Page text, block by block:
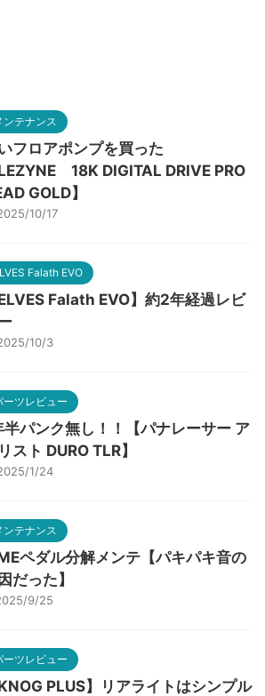
ンテナンス
フロアポンプを買った
LEZYNE 18K DIGITAL DRIVE PRO
GOLD】
10/17
Falath EVO
ELVES Falath EVO】約2年経過レビ
10/3
ーツレビュー
半パンク無し！！【パナレーサー ア
スト DURO TLR】
1/24
ンテナンス
ペダル分解メンテ【パキパキ音の
だった】
9/25
ーツレビュー
KNOG PLUS】リアライトはシンプル